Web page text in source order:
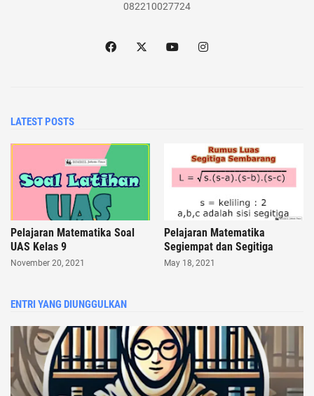
082210027724
LATEST POSTS
Pelajaran Matematika Soal
UAS Kelas 9
November 20, 2021
Pelajaran Matematika
Segiempat dan Segitiga
May 18, 2021
ENTRI YANG DIUNGGULKAN